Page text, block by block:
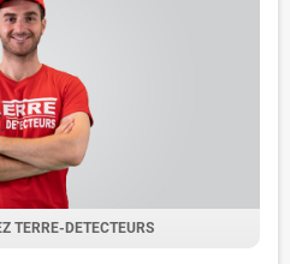
TERRE-DETECTEURS